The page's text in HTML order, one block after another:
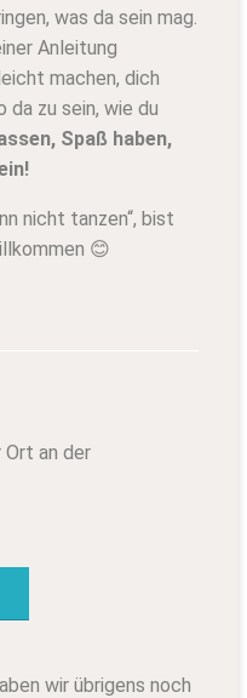
was da sein mag.
Anleitung
machen, dich
da zu sein, wie du
Spaß haben,
nicht tanzen“, bist
😊
an der
wir übrigens noch